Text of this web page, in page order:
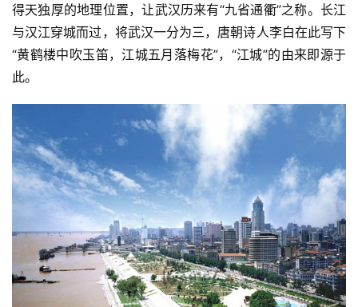
得天独厚的地理位置，让武汉历来有“九省通衢”之称。长江
与汉江穿城而过，将武汉一分为三，唐朝诗人李白在此写下
“黄鹤楼中吹玉笛，江城五月落梅花”，“江城”的由来即源于
此。